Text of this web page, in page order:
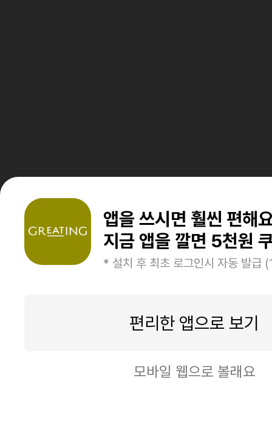
앱을 쓰시면 훨씬 편해
지금 앱을 깔면 5천원
* 설치 후 최초 로그인시 자동 발급
편리한 앱으로 보기
모바일 웹으로 볼래요